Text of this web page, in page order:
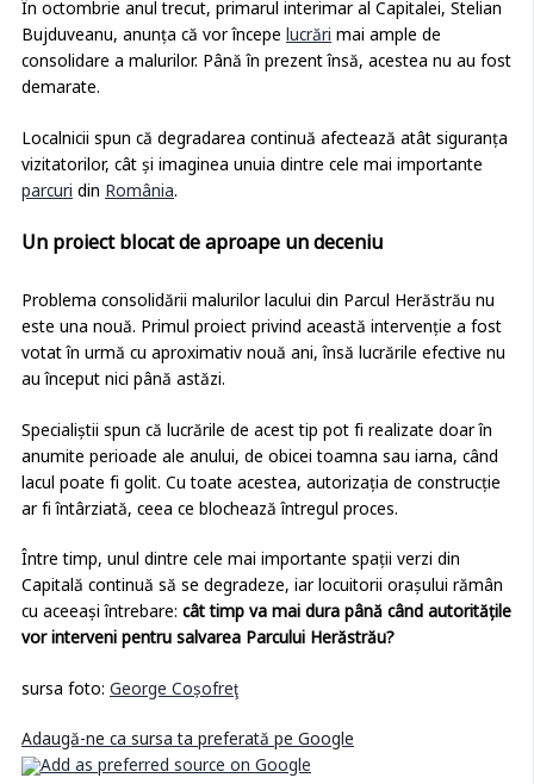
În octombrie anul trecut, primarul interimar al Capitalei, Stelian
Bujduveanu, anunța că vor începe lucrări mai ample de
consolidare a malurilor. Până în prezent însă, acestea nu au fost
demarate.
Localnicii spun că degradarea continuă afectează atât siguranța
vizitatorilor, cât și imaginea unuia dintre cele mai importante
parcuri din România.
Un proiect blocat de aproape un deceniu
Problema consolidării malurilor lacului din Parcul Herăstrău nu
este una nouă. Primul proiect privind această intervenție a fost
votat în urmă cu aproximativ nouă ani, însă lucrările efective nu
au început nici până astăzi.
Specialiștii spun că lucrările de acest tip pot fi realizate doar în
anumite perioade ale anului, de obicei toamna sau iarna, când
lacul poate fi golit. Cu toate acestea, autorizația de construcție
ar fi întârziată, ceea ce blochează întregul proces.
Între timp, unul dintre cele mai importante spații verzi din
Capitală continuă să se degradeze, iar locuitorii orașului rămân
cu aceeași întrebare: cât timp va mai dura până când autoritățile
vor interveni pentru salvarea Parcului Herăstrău?
sursa foto: George Coşofreţ
Adaugă-ne ca sursa ta preferată pe Google